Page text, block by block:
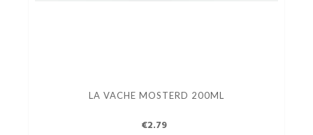
LA VACHE MOSTERD 200ML
€2.79